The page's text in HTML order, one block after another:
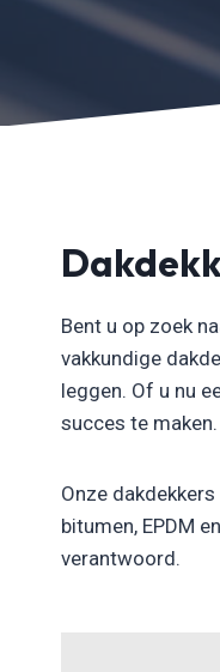
Bent u op zoek
vakkundige
leggen. Of u nu
succes te maken.
Onze
bitumen, EPDM
verantwoord.